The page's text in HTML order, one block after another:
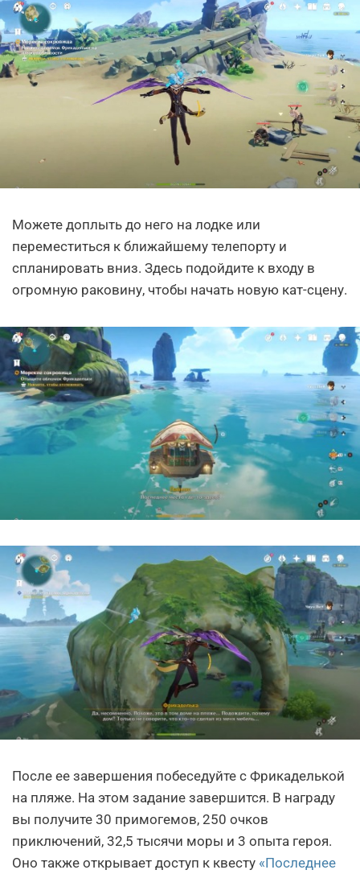
Можете доплыть до него на лодке или
переместиться к ближайшему телепорту и
спланировать вниз. Здесь подойдите к входу в
огромную раковину, чтобы начать новую кат-сцену.
После ее завершения побеседуйте с Фрикаделькой
на пляже. На этом задание завершится. В награду
вы получите 30 примогемов, 250 очков
приключений, 32,5 тысячи моры и 3 опыта героя.
Оно также открывает доступ к квесту «Последнее